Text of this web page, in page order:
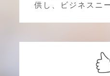
供し、ビジネスニ